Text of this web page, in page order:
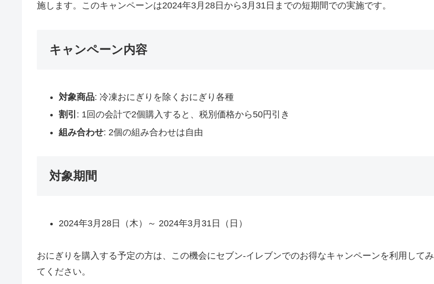
施します。このキャンペーンは2024年3月28日から3月31日までの短期間での実施です。
キャンペーン内容
対象商品: 冷凍おにぎりを除くおにぎり各種
割引 : 1回の会計で2個購入すると、税別価格から50円引き
組み合わせ: 2個の組み合わせは自由
対象期間
2024年3月28日（木）～ 2024年3月31日（日）
おにぎりを購入する予定の方は、この機会にセブン-イレブンでのお得なキャンペーンを利用してみ
てください。